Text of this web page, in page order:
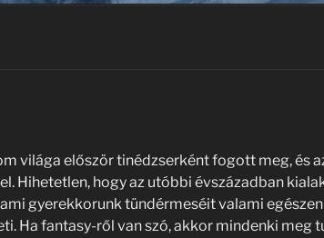
világa először tinédzserként fogott meg, és
Hihetetlen, hogy az utóbbi évszázadban
gyerekkorunk tündérmeséit valami
Ha fantasy-ről van szó, akkor mindenki meg